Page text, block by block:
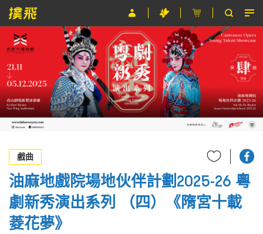
節目
主辦單位
關於撲飛
條款及細則
EN
戲曲
油麻地戲院場地伙伴計劃2025-26 粵
劇新秀演出系列 （四）《隋宮十載
菱花夢》